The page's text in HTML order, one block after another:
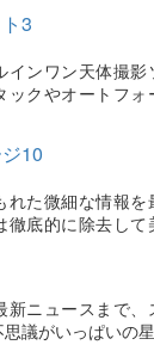
3
インワン天体撮影
ックやオートフォ
10
た微細な情報を
徹底的に除去し
新ニュースまで
議がいっぱいの